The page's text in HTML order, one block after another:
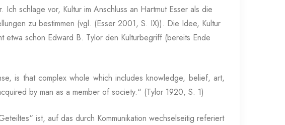
schlage vor, Kultur im Anschluss an Hartmut Esser als die
zu bestimmen (vgl. (Esser 2001, S. IX)). Die Idee, Kultur
etwa schon Edward B. Tylor den Kulturbegriff (bereits Ende
is that complex whole which includes knowledge, belief, art,
by man as a member of society.“ (Tylor 1920, S. 1)
ist, auf das durch Kommunikation wechselseitig referiert